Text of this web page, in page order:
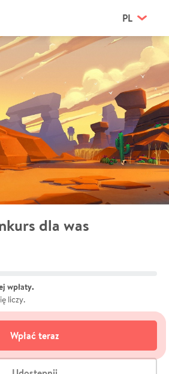
PL
dla was
wpłaty.
liczy.
Wpłać teraz